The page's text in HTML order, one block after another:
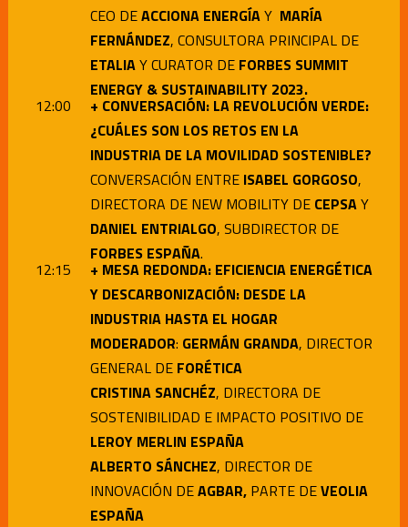
CEO DEACCIONA ENERGÍAY MARÍA
FERNÁNDEZ, CONSULTORA PRINCIPAL DE
ETALIAY CURATOR DE FORBES SUMMIT
ENERGY & SUSTAINABILITY 2023.
12:00
+ CONVERSACIÓN: LA REVOLUCIÓN VERDE:
¿CUÁLES SON LOS RETOS EN LA
INDUSTRIA DE LA MOVILIDAD SOSTENIBLE?
CONVERSACIÓN ENTREISABEL GORGOSO,
DIRECTORA DE NEW MOBILITY DE CEPSAY
DANIEL ENTRIALGO, SUBDIRECTOR DE
FORBES ESPAÑA.
12:15
+ MESA REDONDA: EFICIENCIA ENERGÉTICA
Y DESCARBONIZACIÓN: DESDE LA
INDUSTRIA HASTA EL HOGAR
MODERADOR: GERMÁN GRANDA, DIRECTOR
GENERAL DE FORÉTICA
CRISTINA SANCHÉZ, DIRECTORA DE
SOSTENIBILIDAD E IMPACTO POSITIVO DE
LEROY MERLIN ESPAÑA
ALBERTO SÁNCHEZ, DIRECTOR DE
INNOVACIÓN DEAGBAR,PARTE DEVEOLIA
ESPAÑA